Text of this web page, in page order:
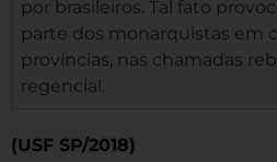
por brasileiros. Tal fato
parte dos monarquistas em
províncias, nas chamadas
regencial.
(USF SP/2018)